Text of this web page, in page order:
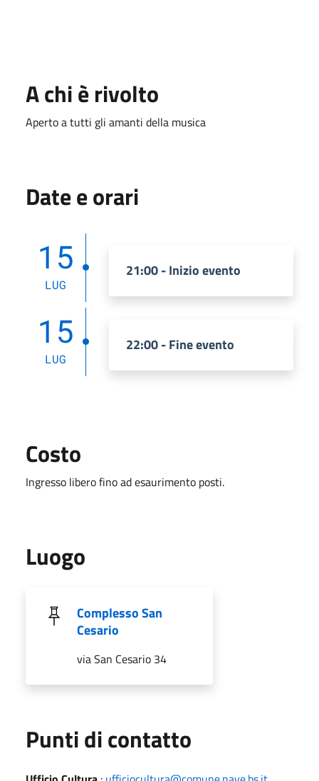
A chi è rivolto
Aperto a tutti gli amanti della musica
Date e orari
15
LUG
21:00 - Inizio evento
15
LUG
22:00 - Fine evento
Costo
Ingresso libero fino ad esaurimento posti.
Luogo
Complesso San
Cesario
via San Cesario 34
Punti di contatto